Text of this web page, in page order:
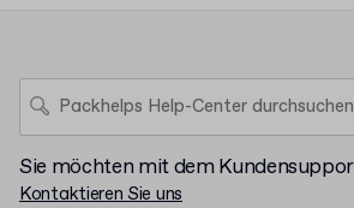
Sie möchten mit dem
Kontaktieren Sie uns